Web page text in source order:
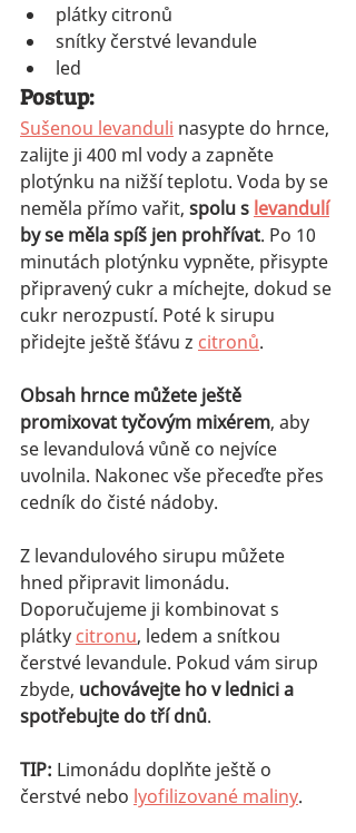
plátky citronů
snítky čerstvé levandule
led
Postup:
Sušenou levanduli nasypte do hrnce,
zalijte ji 400 ml vody a zapněte
plotýnku na nižší teplotu. Voda by se
neměla přímo vařit, spolu s levandulí
by se měla spíš jen prohřívat. Po 10
minutách plotýnku vypněte, přisypte
připravený cukr a míchejte, dokud se
cukr nerozpustí. Poté k sirupu
přidejte ještě šťávu z citronů.
Obsah hrnce můžete ještě
promixovat tyčovým mixérem, aby
se levandulová vůně co nejvíce
uvolnila. Nakonec vše přeceďte přes
cedník do čisté nádoby.
Z levandulového sirupu můžete
hned připravit limonádu.
Doporučujeme ji kombinovat s
plátky citronu, ledem a snítkou
čerstvé levandule. Pokud vám sirup
zbyde, uchovávejte ho v lednici a
spotřebujte do tří dnů.
TIP: Limonádu doplňte ještě o
čerstvé nebo lyofilizované maliny.